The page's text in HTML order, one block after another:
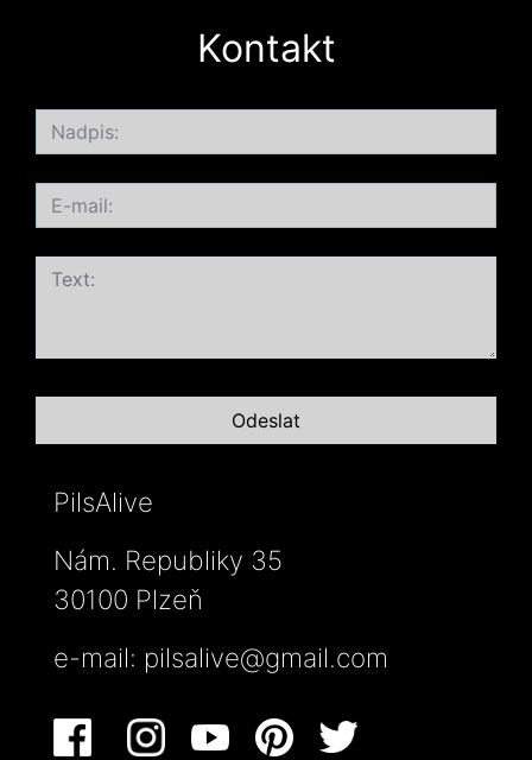
Kontakt
PilsAlive
Nám. Republiky 35
30100 Plzeň
e-mail: pilsalive@gmail.com